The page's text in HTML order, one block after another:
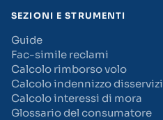
SEZIONI E STRUMENTI
Guide
Fac-simile reclami
Calcolo rimborso volo
Calcolo indennizzo disservizi
Calcolo interessi di mora
Glossario del consumatore